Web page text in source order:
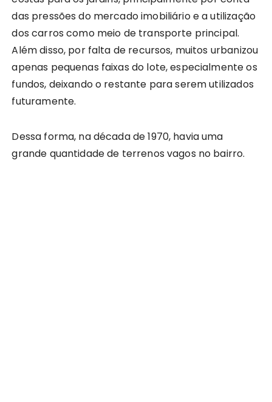
das pressões do mercado imobiliário e a utilização
dos carros como meio de transporte principal.
Além disso, por falta de recursos, muitos urbanizou
apenas pequenas faixas do lote, especialmente os
fundos, deixando o restante para serem utilizados
futuramente.
Dessa forma, na década de 1970, havia uma
grande quantidade de terrenos vagos no bairro.